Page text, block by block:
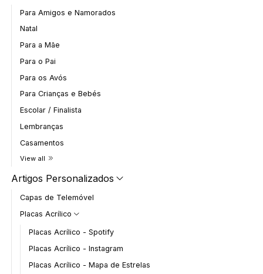
Para Amigos e Namorados
Natal
Para a Mãe
Para o Pai
Para os Avós
Para Crianças e Bebés
Escolar / Finalista
Lembranças
Casamentos
View all
Artigos Personalizados
Capas de Telemóvel
Placas Acrílico
Placas Acrílico - Spotify
Placas Acrílico - Instagram
Placas Acrílico - Mapa de Estrelas